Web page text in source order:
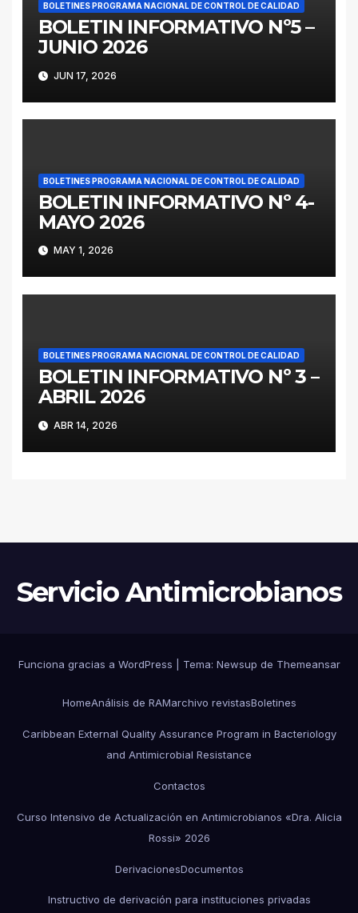
BOLETINES PROGRAMA NACIONAL DE CONTROL DE CALIDAD
BOLETIN INFORMATIVO Nº5 –
JUNIO 2026
JUN 17, 2026
BOLETINES PROGRAMA NACIONAL DE CONTROL DE CALIDAD
BOLETIN INFORMATIVO Nº 4-
MAYO 2026
MAY 1, 2026
BOLETINES PROGRAMA NACIONAL DE CONTROL DE CALIDAD
BOLETIN INFORMATIVO Nº 3 –
ABRIL 2026
ABR 14, 2026
Servicio Antimicrobianos
Funciona gracias a WordPress Tema: Newsup de Themeansar
HomeAnálisis de RAMarchivo revistasBoletines
Caribbean External Quality Assurance Program in Bacteriology
and Antimicrobial Resistance
Contactos
Curso Intensivo de Actualización en Antimicrobianos «Dra. Alicia
Rossi» 2026
DerivacionesDocumentos
Instructivo de derivación para instituciones privadas